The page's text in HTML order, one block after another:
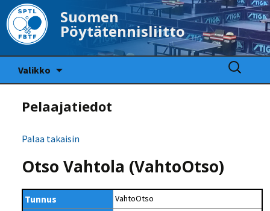
Suomen
Pöytätennisliitto
Valikko
Haku:
Pelaajatiedot
Palaa takaisin
Otso Vahtola (VahtoOtso)
Tunnus VahtoOtso